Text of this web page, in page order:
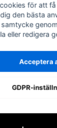
för att
den bästa
eller redigera
Acceptera
GDPR-